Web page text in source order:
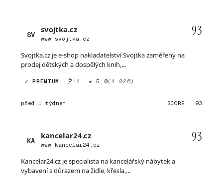
SV
svojtka.cz
www.svojtka.cz
93
Svojtka.cz je e-shop nakladatelství Svojtka zaměřený na
prodej dětských a dospělých knih,...
✓ PREMIUM 14 ★ 5,0(4 026)
před 1 týdnem SCORE · 93
KA
kancelar24.cz
www.kancelar24.cz
93
Kancelar24.cz je specialista na kancelářský nábytek a
vybavení s důrazem na židle, křesla,...